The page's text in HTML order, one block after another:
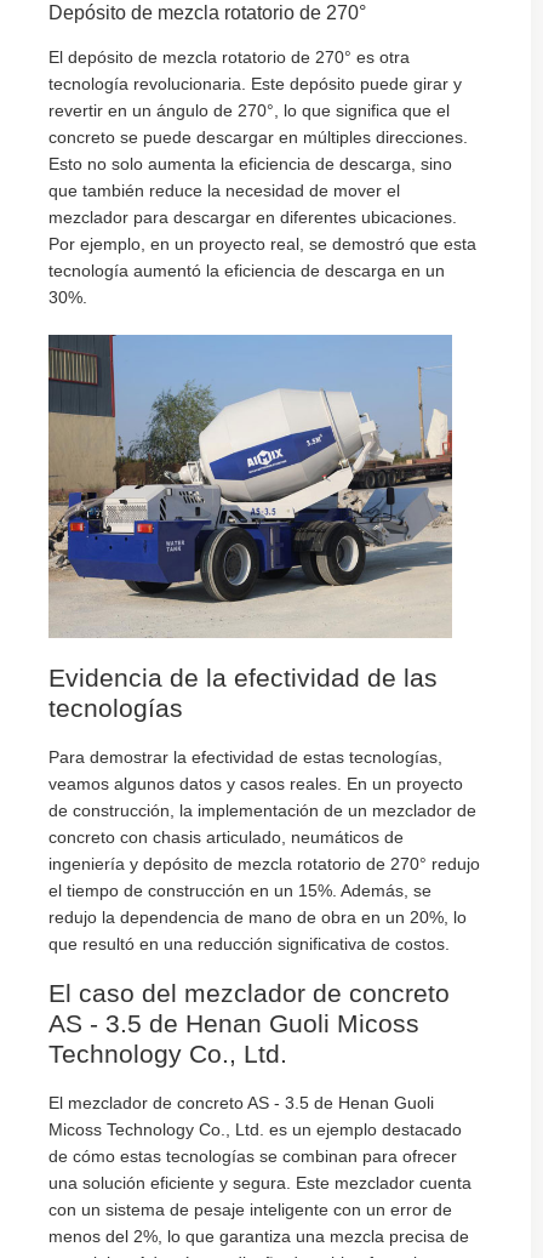
Depósito de mezcla rotatorio de 270°
El depósito de mezcla rotatorio de 270° es otra
tecnología revolucionaria. Este depósito puede girar y
revertir en un ángulo de 270°, lo que significa que el
concreto se puede descargar en múltiples direcciones.
Esto no solo aumenta la eficiencia de descarga, sino
que también reduce la necesidad de mover el
mezclador para descargar en diferentes ubicaciones.
Por ejemplo, en un proyecto real, se demostró que esta
tecnología aumentó la eficiencia de descarga en un
30%.
Evidencia de la efectividad de las
tecnologías
Para demostrar la efectividad de estas tecnologías,
veamos algunos datos y casos reales. En un proyecto
de construcción, la implementación de un mezclador de
concreto con chasis articulado, neumáticos de
ingeniería y depósito de mezcla rotatorio de 270° redujo
el tiempo de construcción en un 15%. Además, se
redujo la dependencia de mano de obra en un 20%, lo
que resultó en una reducción significativa de costos.
El caso del mezclador de concreto
AS - 3.5 de Henan Guoli Micoss
Technology Co., Ltd.
El mezclador de concreto AS - 3.5 de Henan Guoli
Micoss Technology Co., Ltd. es un ejemplo destacado
de cómo estas tecnologías se combinan para ofrecer
una solución eficiente y segura. Este mezclador cuenta
con un sistema de pesaje inteligente con un error de
menos del 2%, lo que garantiza una mezcla precisa de